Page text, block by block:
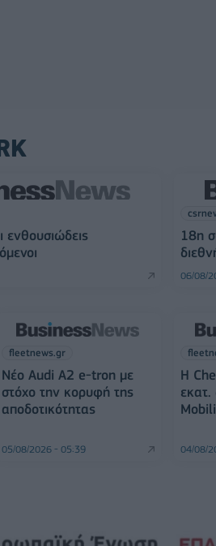
ενθουσιώδεις
18η
06/08/
fleetnews.gr
Νέο Audi A2 e-tron με
στόχο την κορυφή της
αποδοτικότητας
05/08/2026 - 05:39
Η
εκατ.
04/08/